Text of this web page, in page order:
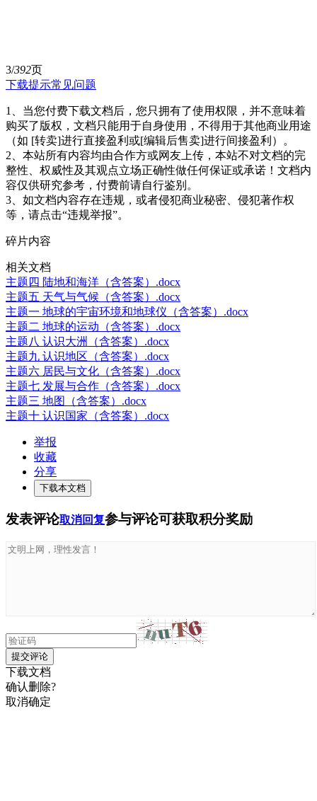
3/392页
下载提示常见问题
1、当您付费下载文档后，您只拥有了使用权限，并不意味着
购买了版权，文档只能用于自身使用，不得用于其他商业用途
（如 [转卖]进行直接盈利或[编辑后售卖]进行间接盈利）。
2、本站所有内容均由合作方或网友上传，本站不对文档的完
整性、权威性及其观点立场正确性做任何保证或承诺！文档内
容仅供研究参考，付费前请自行鉴别。
3、如文档内容存在违规，或者侵犯商业秘密、侵犯著作权
等，请点击“违规举报”。
碎片内容
相关文档
主题四 陆地和海洋（含答案）.docx
主题五 天气与气候（含答案）.docx
主题一 地球的宇宙环境和地球仪（含答案）.docx
主题二 地球的运动（含答案）.docx
主题八 认识大洲（含答案）.docx
主题九 认识地区（含答案）.docx
主题六 居民与文化（含答案）.docx
主题七 发展与合作（含答案）.docx
主题三 地图（含答案）.docx
主题十 认识国家（含答案）.docx
举报
收藏
分享
下载本文档
发表评论取消回复参与评论可获取积分奖励
提交评论
下载文档
确认删除?
取消确定